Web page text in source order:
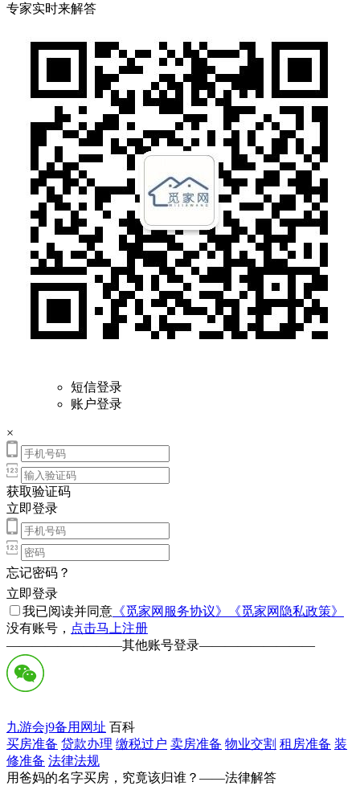
专家实时来解答
短信登录
账户登录
×
获取验证码
立即登录
忘记密码？
立即登录
我已阅读并同意 《觅家网服务协议》
《觅家网隐私政策》
没有账号， 点击马上注册
—————————其他账号登录—————————
九游会j9备用网址 百科
买房准备 贷款办理 缴税过户 卖房准备 物业交割 租房准备 装
修准备 法律法规
用爸妈的名字买房，究竟该归谁？——法律解答